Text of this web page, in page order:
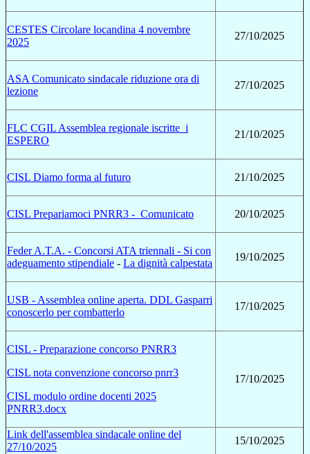
CESTES Circolare locandina 4 novembre
2025
27/10/2025
ASA Comunicato sindacale riduzione ora di
lezione
27/10/2025
FLC CGIL Assemblea regionale iscritte_i
ESPERO
21/10/2025
CISL Diamo forma al futuro 21/10/2025
CISL Prepariamoci PNRR3 - Comunicato 20/10/2025
Feder A.T.A. - Concorsi ATA triennali - Si con
adeguamento stipendiale - La dignità calpestata
19/10/2025
USB - Assemblea online aperta. DDL Gasparri
conoscerlo per combatterlo
17/10/2025
CISL - Preparazione concorso PNRR3
CISL nota convenzione concorso pnrr3
CISL modulo ordine docenti 2025
PNRR3.docx
17/10/2025
Link dell'assemblea sindacale online del
27/10/2025
15/10/2025